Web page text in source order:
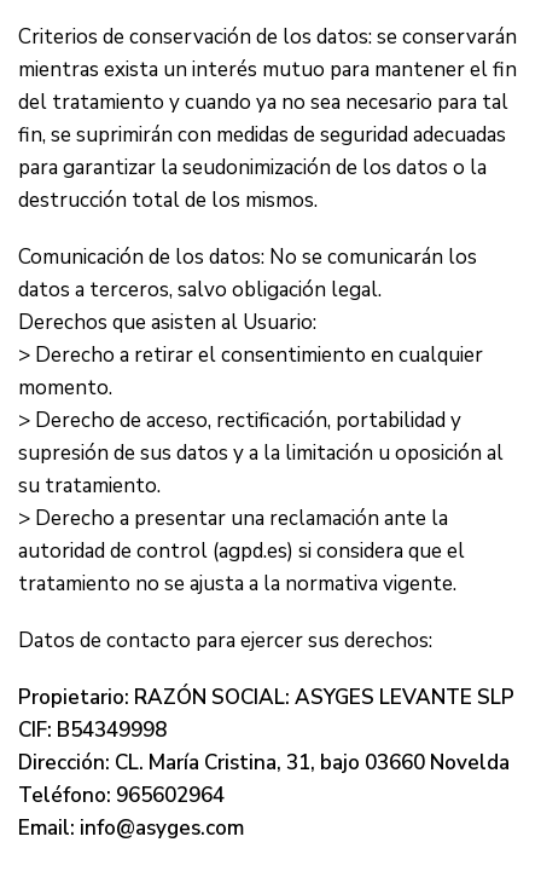
Criterios de conservación de los datos: se conservarán
mientras exista un interés mutuo para mantener el fin
del tratamiento y cuando ya no sea necesario para tal
fin, se suprimirán con medidas de seguridad adecuadas
para garantizar la seudonimización de los datos o la
destrucción total de los mismos.
Comunicación de los datos: No se comunicarán los
datos a terceros, salvo obligación legal.
Derechos que asisten al Usuario:
> Derecho a retirar el consentimiento en cualquier
momento.
> Derecho de acceso, rectificación, portabilidad y
supresión de sus datos y a la limitación u oposición al
su tratamiento.
> Derecho a presentar una reclamación ante la
autoridad de control (agpd.es) si considera que el
tratamiento no se ajusta a la normativa vigente.
Datos de contacto para ejercer sus derechos:
Propietario: RAZÓN SOCIAL: ASYGES LEVANTE SLP
CIF: B54349998
Dirección: CL. María Cristina, 31, bajo 03660 Novelda
Teléfono: 965602964
Email: info@asyges.com